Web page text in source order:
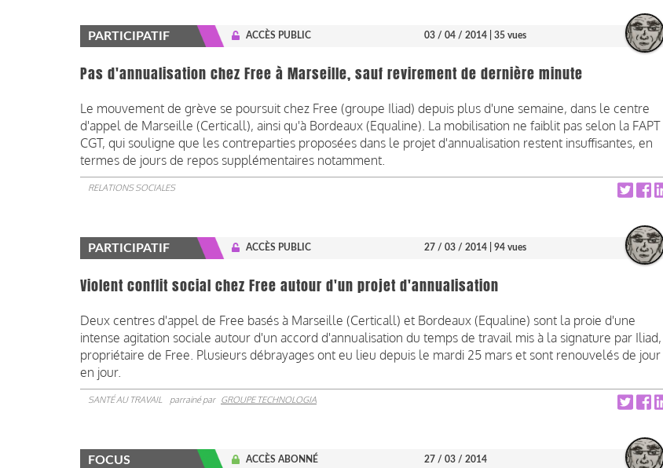
PARTICIPATIF ACCÈS PUBLIC 03 / 04 / 2014 | 35 vues
Pas d'annualisation chez Free à Marseille, sauf revirement de dernière minute
Le mouvement de grève se poursuit chez Free (groupe Iliad) depuis plus d'une semaine, dans le centre
d'appel de Marseille (Certicall), ainsi qu'à Bordeaux (Equaline). La mobilisation ne faiblit pas selon la FAPT
CGT, qui souligne que les contreparties proposées dans le projet d'annualisation restent insuffisantes, en
termes de jours de repos supplémentaires notamment.
RELATIONS SOCIALES
PARTICIPATIF ACCÈS PUBLIC 27 / 03 / 2014 | 94 vues
Violent conflit social chez Free autour d'un projet d'annualisation
Deux centres d'appel de Free basés à Marseille (Certicall) et Bordeaux (Equaline) sont la proie d'une
intense agitation sociale autour d'un accord d'annualisation du temps de travail mis à la signature par Iliad,
propriétaire de Free. Plusieurs débrayages ont eu lieu depuis le mardi 25 mars et sont renouvelés de jour
en jour.
SANTÉ AU TRAVAIL parrainé par GROUPE TECHNOLOGIA
FOCUS ACCÈS ABONNÉ 27 / 03 / 2014